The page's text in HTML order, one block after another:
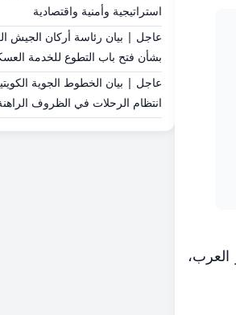
استراتيجية وأمنية واقتصادية
عاجل | بيان رئاسة أركان الجيش
بشأن فتح باب التطوع للخدمة
عاجل | بيان الخطوط الجوية
انتظام الرحلات في الظروف